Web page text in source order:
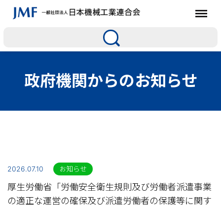
政府機関からのお知らせ
2026.07.10 お知らせ
厚生労働省「労働安全衛生規則及び労働者派遣事業
の適正な運営の確保及び派遣労働者の保護等に関す